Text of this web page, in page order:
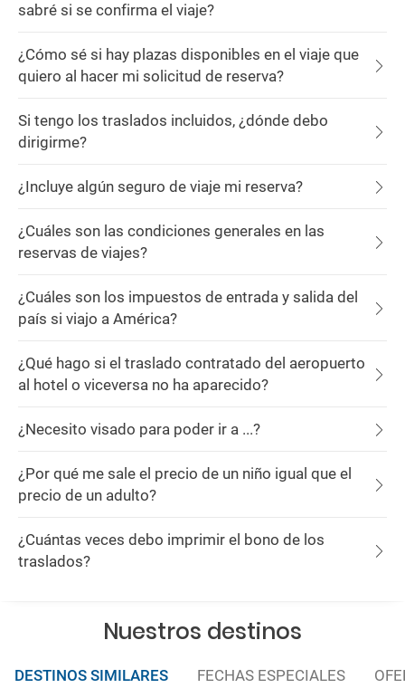
sabré si se confirma el viaje?
¿Cómo sé si hay plazas disponibles en el viaje que
quiero al hacer mi solicitud de reserva?
Si tengo los traslados incluidos, ¿dónde debo
dirigirme?
¿Incluye algún seguro de viaje mi reserva?
¿Cuáles son las condiciones generales en las
reservas de viajes?
¿Cuáles son los impuestos de entrada y salida del
país si viajo a América?
¿Qué hago si el traslado contratado del aeropuerto
al hotel o viceversa no ha aparecido?
¿Necesito visado para poder ir a ...?
¿Por qué me sale el precio de un niño igual que el
precio de un adulto?
¿Cuántas veces debo imprimir el bono de los
traslados?
Nuestros destinos
DESTINOS SIMILARES FECHAS ESPECIALES